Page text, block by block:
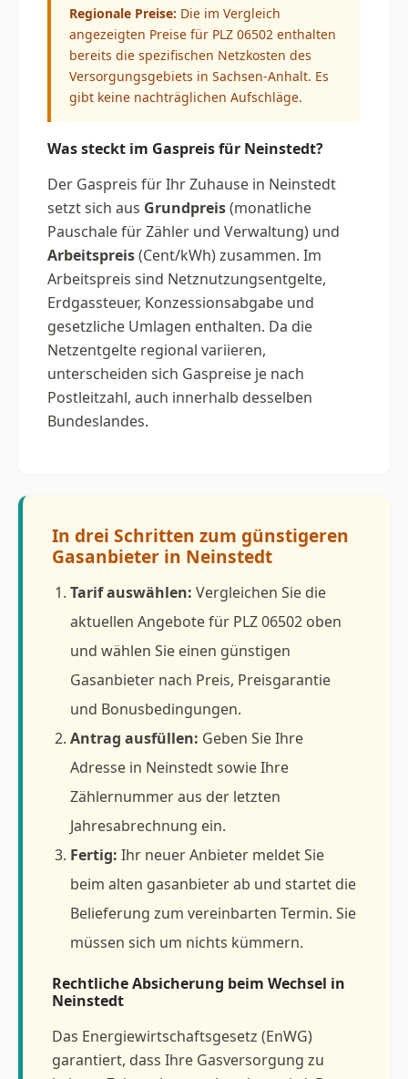
Regionale Preise: Die im Vergleich
angezeigten Preise für PLZ 06502 enthalten
bereits die spezifischen Netzkosten des
Versorgungsgebiets in Sachsen-Anhalt. Es
gibt keine nachträglichen Aufschläge.
Was steckt im Gaspreis für Neinstedt?
Der Gaspreis für Ihr Zuhause in Neinstedt
setzt sich aus Grundpreis(monatliche
Pauschale für Zähler und Verwaltung) und
Arbeitspreis(Cent/kWh) zusammen. Im
Arbeitspreis sind Netznutzungsentgelte,
Erdgassteuer, Konzessionsabgabe und
gesetzliche Umlagen enthalten. Da die
Netzentgelte regional variieren,
unterscheiden sich Gaspreise je nach
Postleitzahl, auch innerhalb desselben
Bundeslandes.
In drei Schritten zum günstigeren
Gasanbieter in Neinstedt
Tarif auswählen: Vergleichen Sie die
aktuellen Angebote für PLZ 06502 oben
und wählen Sie einen günstigen
Gasanbieter nach Preis, Preisgarantie
und Bonusbedingungen.
Antrag ausfüllen: Geben Sie Ihre
Adresse in Neinstedt sowie Ihre
Zählernummer aus der letzten
Jahresabrechnung ein.
Fertig: Ihr neuer Anbieter meldet Sie
beim alten gasanbieter ab und startet die
Belieferung zum vereinbarten Termin. Sie
müssen sich um nichts kümmern.
Rechtliche Absicherung beim Wechsel in
Neinstedt
Das Energiewirtschaftsgesetz (EnWG)
garantiert, dass Ihre Gasversorgung zu